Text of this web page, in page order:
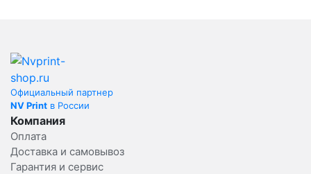
Официальный партнер
NV Print в России
Компания
Оплата
Доставка и самовывоз
Гарантия и сервис